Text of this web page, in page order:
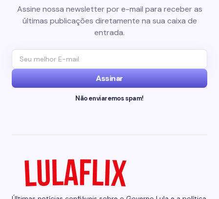
Assine nossa newsletter por e-mail para receber as
últimas publicações diretamente na sua caixa de
entrada.
Assinar
Não enviaremos spam!